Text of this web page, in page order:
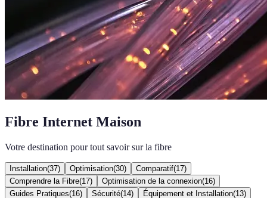
Fibre Internet Maison
Votre destination pour tout savoir sur la fibre
Installation(37) Optimisation(30) Comparatif(17)
Comprendre la Fibre(17) Optimisation de la connexion(16)
Guides Pratiques(16) Sécurité(14) Équipement et Installation(13)